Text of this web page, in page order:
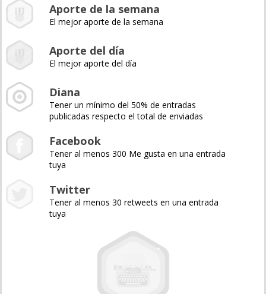
Aporte de la semana
El mejor aporte de la semana
Aporte del día
El mejor aporte del día
Diana
Tener un mínimo del 50% de entradas
publicadas respecto el total de enviadas
Facebook
Tener al menos 300 Me gusta en una entrada
tuya
Twitter
Tener al menos 30 retweets en una entrada
tuya